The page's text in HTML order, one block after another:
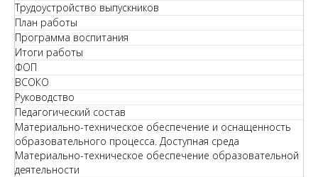
Трудоустройство выпускников
План работы
Программа воспитания
Итоги работы
ФОП
ВСОКО
Руководство
Педагогический состав
Материально-техническое обеспечение и оснащенность
образовательного процесса. Доступная среда
Материально-техническое обеспечение образовательной
деятельности